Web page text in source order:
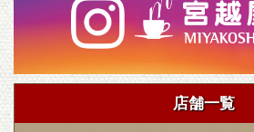
店舗一覧